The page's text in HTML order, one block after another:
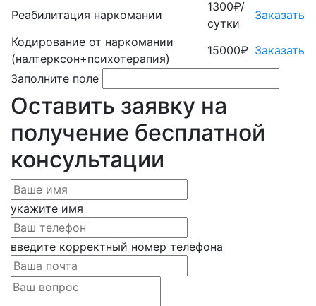
Реабилитация наркомании
1300₽/
сутки
Заказать
Кодирование от наркомании
(налтерксон+психотерапия)
15000₽ Заказать
Заполните поле
Оставить заявку на
получение бесплатной
консультации
укажите имя
введите корректный номер телефона